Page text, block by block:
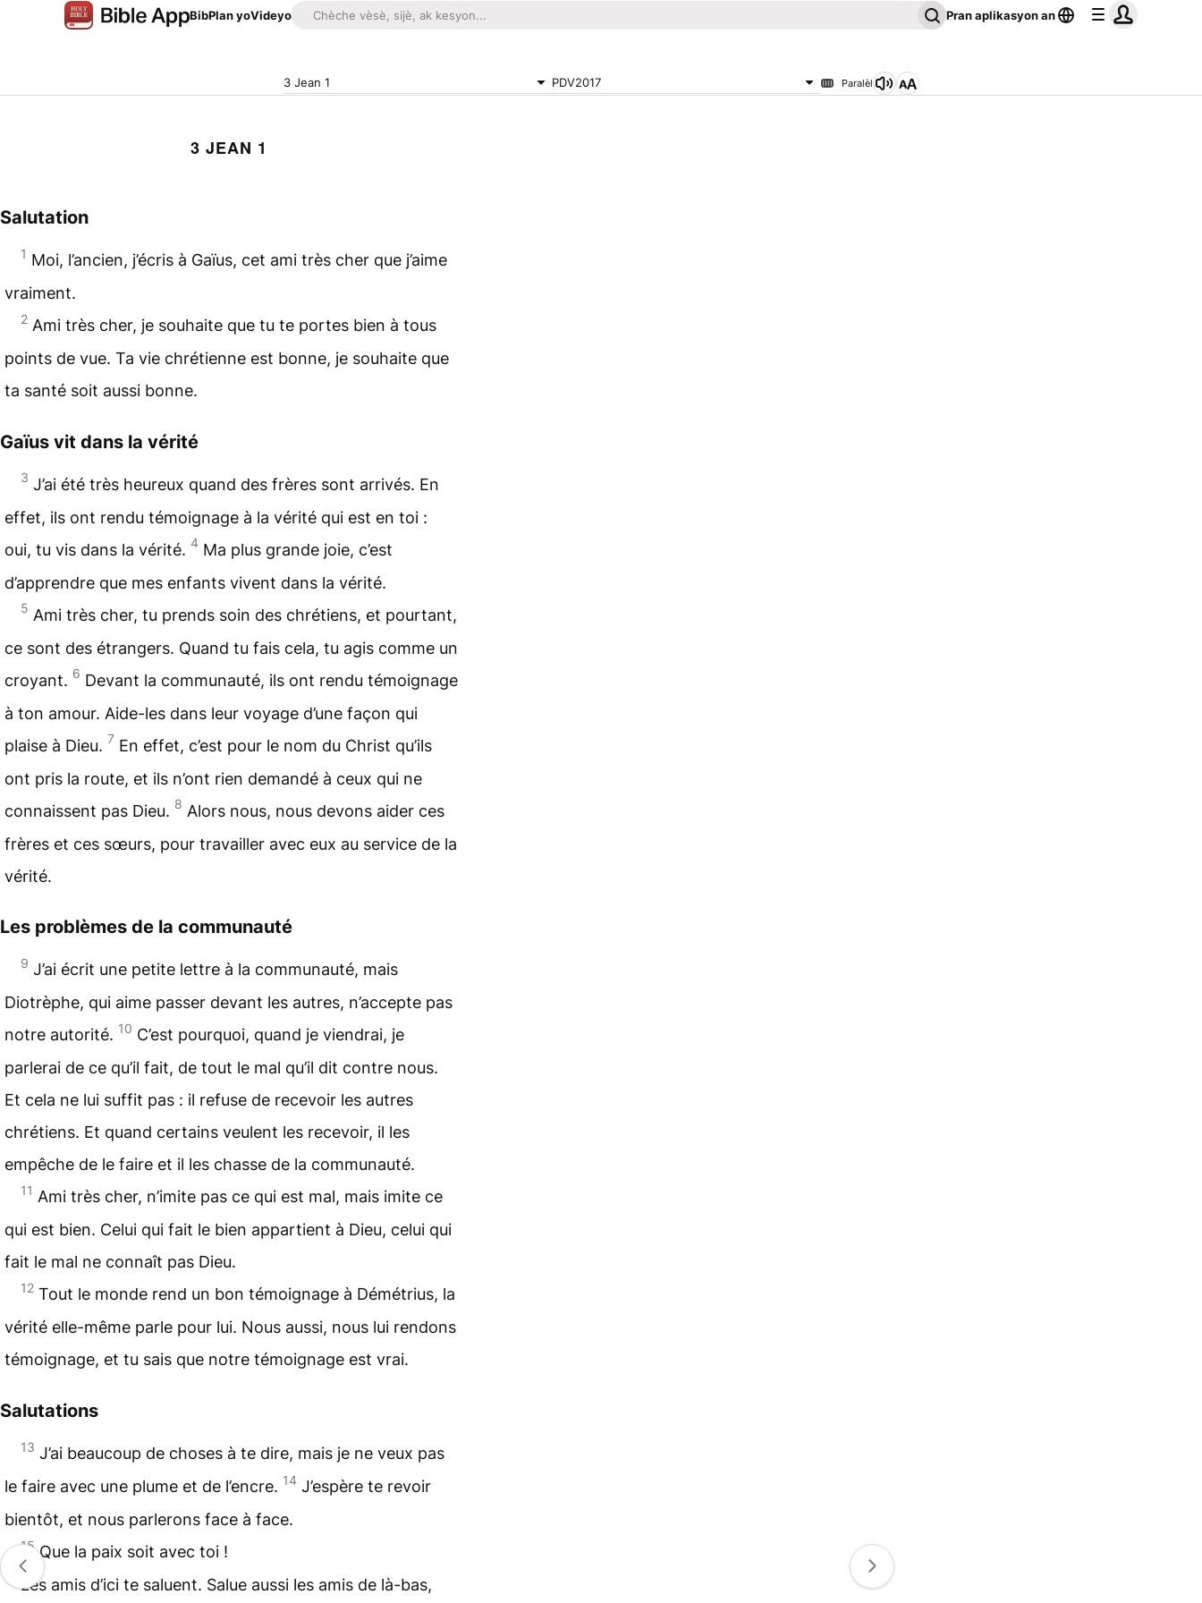
BibPlan yoVideyo Pran aplikasyon an
3 Jean 1 PDV2017 Paralèl
3 JEAN 1
Salutation
1 Moi, l’ancien, j’écris à Gaïus, cet ami très cher que j’aime
vraiment.
2 Ami très cher, je souhaite que tu te portes bien à tous
points de vue. Ta vie chrétienne est bonne, je souhaite que
ta santé soit aussi bonne.
Gaïus vit dans la vérité
3 J’ai été très heureux quand des frères sont arrivés. En
effet, ils ont rendu témoignage à la vérité qui est en toi :
oui, tu vis dans la vérité. 4 Ma plus grande joie, c’est
d’apprendre que mes enfants vivent dans la vérité.
5 Ami très cher, tu prends soin des chrétiens, et pourtant,
ce sont des étrangers. Quand tu fais cela, tu agis comme un
croyant. 6 Devant la communauté, ils ont rendu témoignage
à ton amour. Aide-les dans leur voyage d’une façon qui
plaise à Dieu. 7 En effet, c’est pour le nom du Christ qu’ils
ont pris la route, et ils n’ont rien demandé à ceux qui ne
connaissent pas Dieu. 8 Alors nous, nous devons aider ces
frères et ces sœurs, pour travailler avec eux au service de la
vérité.
Les problèmes de la communauté
9 J’ai écrit une petite lettre à la communauté, mais
Diotrèphe, qui aime passer devant les autres, n’accepte pas
notre autorité. 10 C’est pourquoi, quand je viendrai, je
parlerai de ce qu’il fait, de tout le mal qu’il dit contre nous.
Et cela ne lui suffit pas : il refuse de recevoir les autres
chrétiens. Et quand certains veulent les recevoir, il les
empêche de le faire et il les chasse de la communauté.
11 Ami très cher, n’imite pas ce qui est mal, mais imite ce
qui est bien. Celui qui fait le bien appartient à Dieu, celui qui
fait le mal ne connaît pas Dieu.
12 Tout le monde rend un bon témoignage à Démétrius, la
vérité elle-même parle pour lui. Nous aussi, nous lui rendons
témoignage, et tu sais que notre témoignage est vrai.
Salutations
13 J’ai beaucoup de choses à te dire, mais je ne veux pas
le faire avec une plume et de l’encre. 14 J’espère te revoir
bientôt, et nous parlerons face à face.
15 Que la paix soit avec toi !
Les amis d’ici te saluent. Salue aussi les amis de là-bas,